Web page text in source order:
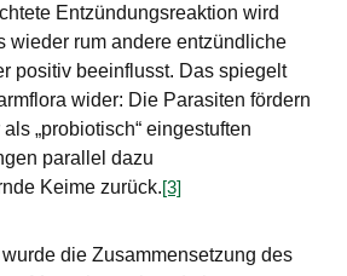
Entzündungsreaktion wird
wieder rum andere entzündliche
positiv beeinflusst. Das spiegelt
wider: Die Parasiten fördern
„probiotisch“ eingestuften
parallel dazu
Keime zurück.[3]
die Zusammensetzung des